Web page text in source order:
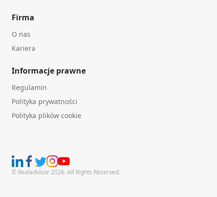
Firma
O nas
Kariera
Informacje prawne
Regulamin
Polityka prywatności
Polityka plików cookie
© Realadvisor 2026. All Rights Reserved.